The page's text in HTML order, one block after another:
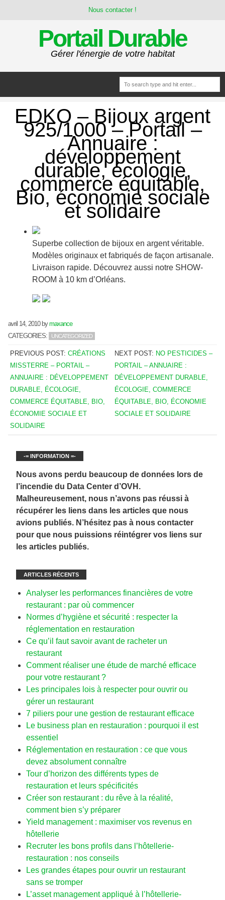
Nous contacter !
Portail Durable
Gérer l'énergie de votre habitat
EDKO – Bijoux argent
925/1000 – Portail –
Annuaire :
développement
durable, écologie,
commerce équitable,
Bio, économie sociale
et solidaire
Superbe collection de bijoux en argent véritable.
Modèles originaux et fabriqués de façon artisanale.
Livraison rapide. Découvrez aussi notre SHOW-
ROOM à 10 km d’Orléans.
avril 14, 2010bymaxance
CATEGORIES:
UNCATEGORIZED
PREVIOUS POST:CRÉATIONS
MISSTERRE – PORTAIL –
ANNUAIRE : DÉVELOPPEMENT
DURABLE, ÉCOLOGIE,
COMMERCE ÉQUITABLE, BIO,
ÉCONOMIE SOCIALE ET
SOLIDAIRE
NEXT POST: NO PESTICIDES –
PORTAIL – ANNUAIRE :
DÉVELOPPEMENT DURABLE,
ÉCOLOGIE, COMMERCE
ÉQUITABLE, BIO, ÉCONOMIE
SOCIALE ET SOLIDAIRE
-= INFORMATION =-
Nous avons perdu beaucoup de données lors de
l’incendie du Data Center d’OVH.
Malheureusement, nous n’avons pas réussi à
récupérer les liens dans les articles que nous
avions publiés. N’hésitez pas à nous contacter
pour que nous puissions réintégrer vos liens sur
les articles publiés.
ARTICLES RÉCENTS
Analyser les performances financières de votre
restaurant : par où commencer
Normes d’hygiène et sécurité : respecter la
réglementation en restauration
Ce qu’il faut savoir avant de racheter un
restaurant
Comment réaliser une étude de marché efficace
pour votre restaurant ?
Les principales lois à respecter pour ouvrir ou
gérer un restaurant
7 piliers pour une gestion de restaurant efficace
Le business plan en restauration : pourquoi il est
essentiel
Réglementation en restauration : ce que vous
devez absolument connaître
Tour d’horizon des différents types de
restauration et leurs spécificités
Créer son restaurant : du rêve à la réalité,
comment bien s’y préparer
Yield management : maximiser vos revenus en
hôtellerie
Recruter les bons profils dans l’hôtellerie-
restauration : nos conseils
Les grandes étapes pour ouvrir un restaurant
sans se tromper
L’asset management appliqué à l’hôtellerie-